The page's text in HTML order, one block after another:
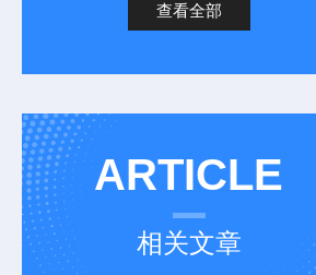
查看全部
ARTICLE
相关文章